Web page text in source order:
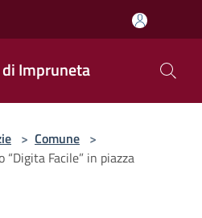
Impruneta
> Comune >
Facile” in piazza